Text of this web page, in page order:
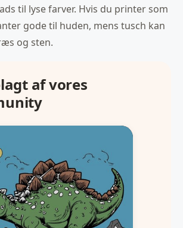
til lyse farver. Hvis du printer som
gode til huden, mens tusch kan
og sten.
af vores